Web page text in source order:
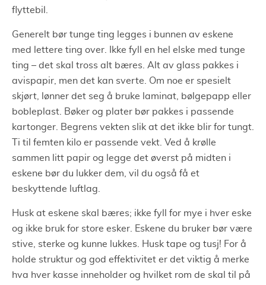
flyttebil.
Generelt bør tunge ting legges i bunnen av eskene
med lettere ting over. Ikke fyll en hel elske med tunge
ting – det skal tross alt bæres. Alt av glass pakkes i
avispapir, men det kan sverte. Om noe er spesielt
skjørt, lønner det seg å bruke laminat, bølgepapp eller
bobleplast. Bøker og plater bør pakkes i passende
kartonger. Begrens vekten slik at det ikke blir for tungt.
Ti til femten kilo er passende vekt. Ved å krølle
sammen litt papir og legge det øverst på midten i
eskene bør du lukker dem, vil du også få et
beskyttende luftlag.
Husk at eskene skal bæres; ikke fyll for mye i hver eske
og ikke bruk for store esker. Eskene du bruker bør være
stive, sterke og kunne lukkes. Husk tape og tusj! For å
holde struktur og god effektivitet er det viktig å merke
hva hver kasse inneholder og hvilket rom de skal til på